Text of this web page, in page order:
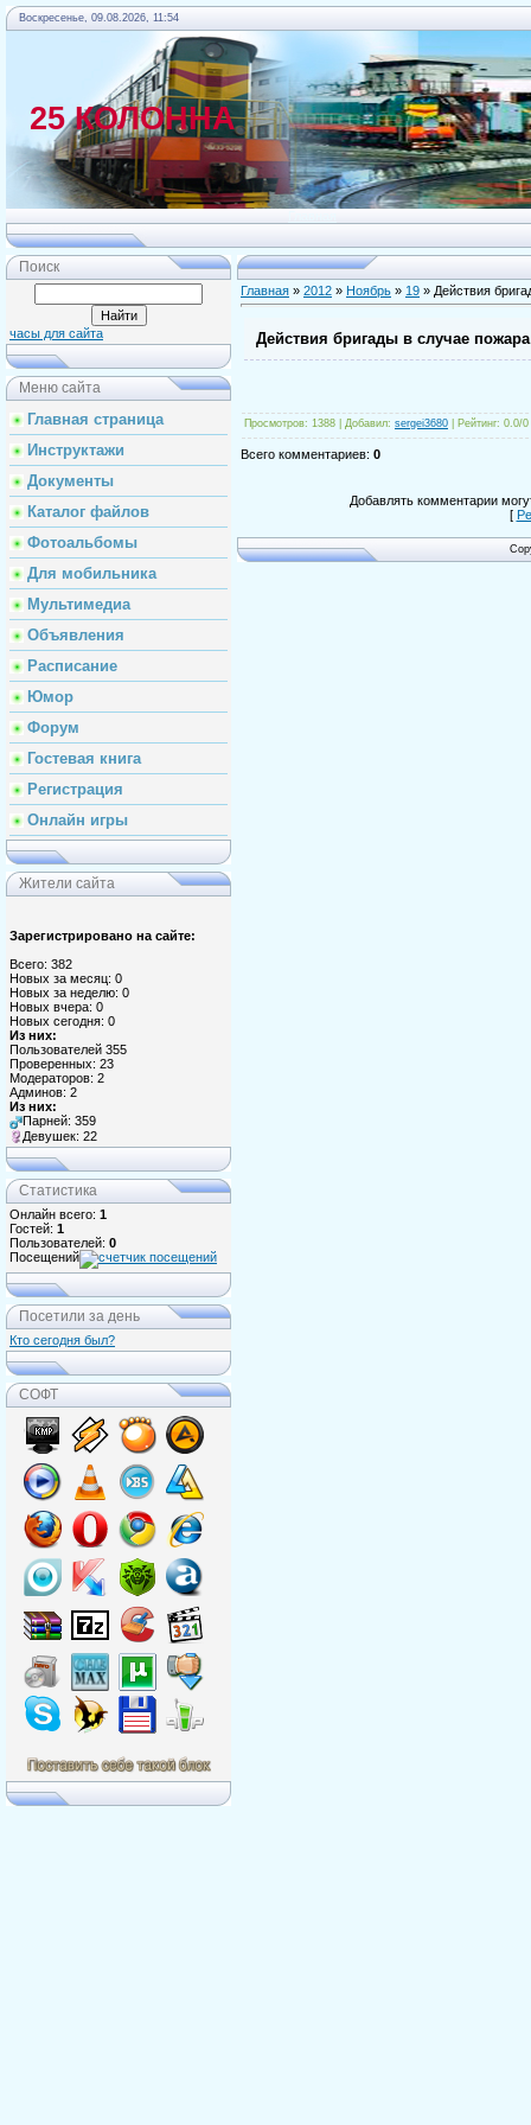
Воскресенье, 09.08.2026, 11:54
25 КОЛОННА
Поиск
часы для сайта
Меню сайта
Главная страница
Инструктажи
Документы
Каталог файлов
Фотоальбомы
Для мобильника
Мультимедиа
Объявления
Расписание
Юмор
Форум
Гостевая книга
Регистрация
Онлайн игры
Жители сайта
Зарегистрировано на сайте:
Всего: 382
Новых за месяц: 0
Новых за неделю: 0
Новых вчера: 0
Новых сегодня: 0
Из них:
Пользователей 355
Проверенных: 23
Модераторов: 2
Админов: 2
Из них:
Парней: 359
Девушек: 22
Статистика
Онлайн всего: 1
Гостей: 1
Пользователей: 0
Посещений
Посетили за день
Кто сегодня был?
СОФТ
Главная » 2012 » Ноябрь » 19 » Действия
Действия бригады в случае
Просмотров: 1388 | Добавил: sergei3680 Рейтинг: 0.0/0
Всего комментариев: 0
Добавлять комментарии
[